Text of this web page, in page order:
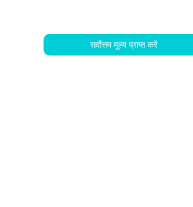
सर्वोत्तम मूल्य प्राप्त करें